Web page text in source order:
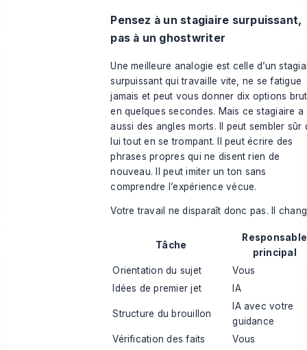
Pensez à un stagiaire surpuissant,
pas à un ghostwriter
Une meilleure analogie est celle d’un
surpuissant qui travaille vite, ne se fatigue
jamais et peut vous donner dix options
en quelques secondes. Mais ce stagiaire a
aussi des angles morts. Il peut sembler sûr
lui tout en se trompant. Il peut écrire des
phrases propres qui ne disent rien de
nouveau. Il peut imiter un ton sans
comprendre l’expérience vécue.
Votre travail ne disparaît donc pas. Il
Tâche
Responsable
principal
Orientation du sujet
Vous
Idées de premier jet
IA
Structure du brouillon
IA avec votre
guidance
Vérification des faits
Vous